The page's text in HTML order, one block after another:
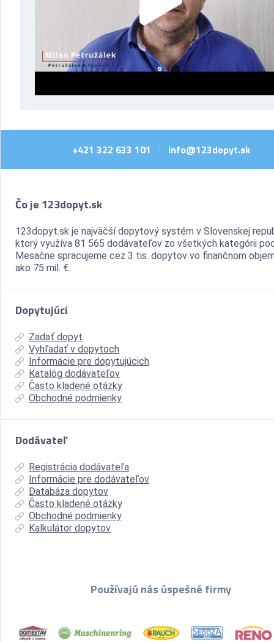
+421 322 633 101 info@123dopyt.sk
Čo je 123dopyt.sk
123dopyt.sk je najväčší dopytový systém v Slovenskej
ktorý využíva 81 565 dodávateľov zo všetkých kategórii
Mesačne spracujeme cez 3 tis. dopytov vo finančnom
ako 75 mil. €.
Dopytujúci
Zadať dopyt
Vyhľadať v dopytoch
Informácie pre dopytujúcich
Katalóg dodávateľov
Často kladené otázky
Obchodné podmienky
Dodávateľ
Registrácia dodávateľa
Informácie pre dodávateľov
Databáza dopytov
Často kladené otázky
Obchodné podmienky
Kalkulátor dopytov
Používajú nás úspešné firmy